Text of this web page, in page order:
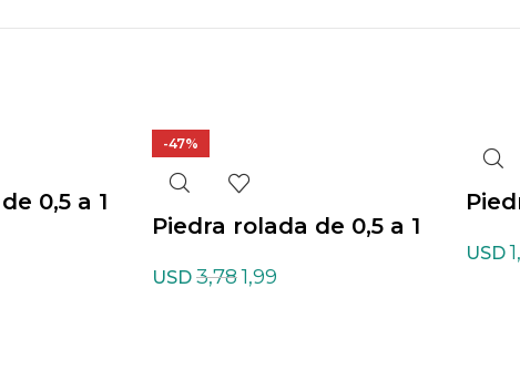
0,5 a 1
-47%
Piedra rolada de 0,5 a 1
USD 3,781,99
USD